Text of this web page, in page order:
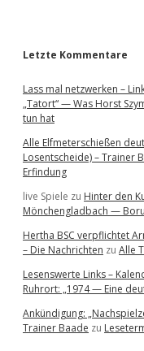
Letzte Kommentare
Lass mal netzwerken –
„Tatort“ — Was Horst
tun hat
Alle Elfmeterschießen
Losentscheide) – Trainer
Erfindung
live Spiele zu Hinter den
Mönchengladbach —
Hertha BSC verpflichtet
– Die Nachrichten zu Alle
Lesenswerte Links –
Ruhrort: „1974 — Eine
Ankündigung:
Trainer Baade zu